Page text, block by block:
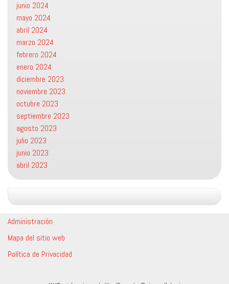
junio 2024
mayo 2024
abril 2024
marzo 2024
febrero 2024
enero 2024
diciembre 2023
noviembre 2023
octubre 2023
septiembre 2023
agosto 2023
julio 2023
junio 2023
abril 2023
Administración
Mapa del sitio web
Política de Privacidad